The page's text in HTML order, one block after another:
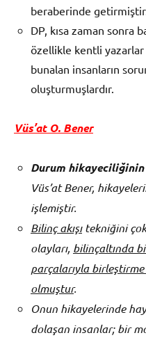
beraberinde getirmiştir.
DP, kısa zaman sonra
özellikle kentli yazarlar
bunalan insanların
oluşturmuşlardır.
Vüs’at O. Bener
Durum hikayeciliğinin
Vüs’at Bener,
işlemiştir.
Bilinç akışıtekniğini
olayları, bilinçaltında
parçalarıyla birleştirme
olmuştur.
Onun hikayelerinde
dolaşan insanlar; bir